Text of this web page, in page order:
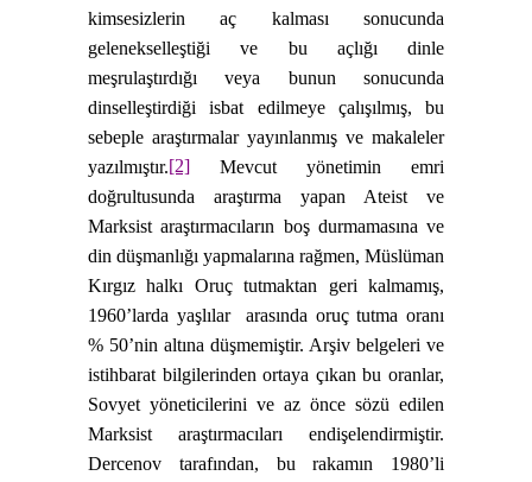
kimsesizlerin aç kalması sonucunda
gelenekselleştiği ve bu açlığı dinle
meşrulaştırdığı veya bunun sonucunda
dinselleştirdiği isbat edilmeye çalışılmış, bu
sebeple araştırmalar yayınlanmış ve makaleler
yazılmıştır.[2] Mevcut yönetimin emri
doğrultusunda araştırma yapan Ateist ve
Marksist araştırmacıların boş durmamasına ve
din düşmanlığı yapmalarına rağmen, Müslüman
Kırgız halkı Oruç tutmaktan geri kalmamış,
1960’larda yaşlılar
arasında oruç tutma oranı
% 50’nin altına düşmemiştir. Arşiv belgeleri ve
istihbarat bilgilerinden ortaya çıkan bu oranlar,
Sovyet yöneticilerini ve az önce sözü edilen
Marksist araştırmacıları endişelendirmiştir.
Dercenov tarafından, bu rakamın 1980’li